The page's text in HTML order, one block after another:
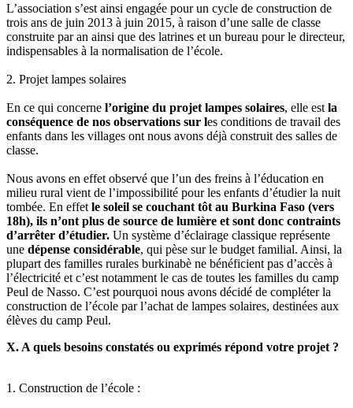
L’association s’est ainsi engagée pour un cycle de construction de
trois ans de juin 2013 à juin 2015, à raison d’une salle de classe
construite par an ainsi que des latrines et un bureau pour le directeur,
indispensables à la normalisation de l’école.
2. Projet lampes solaires
En ce qui concerne l’origine du projet lampes solaires, elle est la
conséquence de nos observations sur les conditions de travail des
enfants dans les villages ont nous avons déjà construit des salles de
classe.
Nous avons en effet observé que l’un des freins à l’éducation en
milieu rural vient de l’impossibilité pour les enfants d’étudier la nuit
tombée. En effet le soleil se couchant tôt au Burkina Faso (vers
18h), ils n’ont plus de source de lumière et sont donc contraints
d’arrêter d’étudier. Un système d’éclairage classique représente
une dépense considérable, qui pèse sur le budget familial. Ainsi, la
plupart des familles rurales burkinabè ne bénéficient pas d’accès à
l’électricité et c’est notamment le cas de toutes les familles du camp
Peul de Nasso. C’est pourquoi nous avons décidé de compléter la
construction de l’école par l’achat de lampes solaires, destinées aux
élèves du camp Peul.
X. A quels besoins constatés ou exprimés répond votre projet ?
1. Construction de l’école :